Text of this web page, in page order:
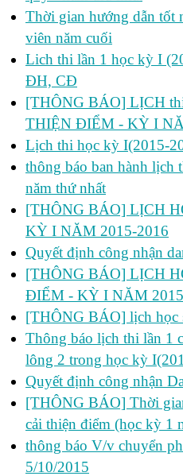
Thời gian hướng dẫn tốt
viên năm cuối
Lich thi lần 1 học kỳ I
ĐH, CĐ
[THÔNG BÁO] LỊCH
THIỆN ĐIỂM - KỲ I
Lịch thi học kỳ I(2015-
thông báo ban hành
năm thứ nhất
[THÔNG BÁO] LỊCH
KỲ I NĂM 2015-2016
Quyết định công nhận
[THÔNG BÁO] LỊCH
ĐIỂM - KỲ I NĂM
[THÔNG BÁO] lịch học
Thông báo lịch thi lần 1
lông 2 trong học kỳ
Quyết định công nhận
[THÔNG BÁO] Thời
cải thiện điểm (học kỳ 1
thông báo V/v chuyển
5/10/2015